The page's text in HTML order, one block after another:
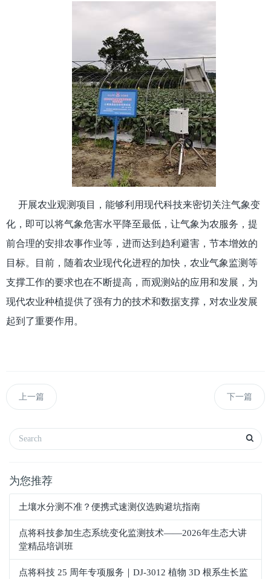
开展农业观测项目，能够利用现代科技来密切关注气象变
化，即可以将气象危害水平降至最低，让气象为农服务，提
前合理的安排农事作业等，进而达到趋利避害，节本增效的
目标。目前，随着农业现代化进程的加快，农业气象监测等
支撑工作的要求也在不断提高，而观测站的应用和发展，为
现代农业种植提供了强有力的技术和数据支撑，对农业发展
起到了重要作用。
上一篇 下一篇
为您推荐
土壤水分测不准？便携式速测仪选购避坑指南
点将科技参加生态系统变化监测技术——2026年生态大讲
堂精品培训班
点将科技 25 周年专项服务｜DJ-3012 植物 3D 根系生长监